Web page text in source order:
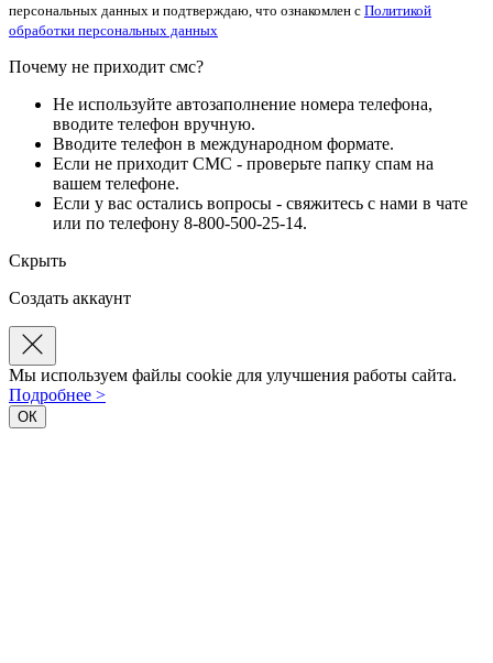
персональных данных и подтверждаю, что ознакомлен с Политикой
обработки персональных данных
Почему не приходит смс?
Не используйте автозаполнение номера телефона,
вводите телефон вручную.
Вводите телефон в международном формате.
Если не приходит СМС - проверьте папку спам на
вашем телефоне.
Если у вас остались вопросы - свяжитесь с нами в чате
или по телефону 8-800-500-25-14.
Скрыть
Создать аккаунт
Мы используем файлы cookie для улучшения работы сайта.
Подробнее >
ОК